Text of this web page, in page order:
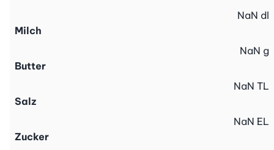
Milch
NaN dl
Butter
NaN g
Salz
NaN TL
Zucker
NaN EL